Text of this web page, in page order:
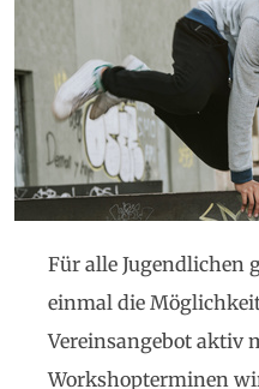
Für alle Jugendlichen
einmal die
Vereinsangebot aktiv
Workshopterminen